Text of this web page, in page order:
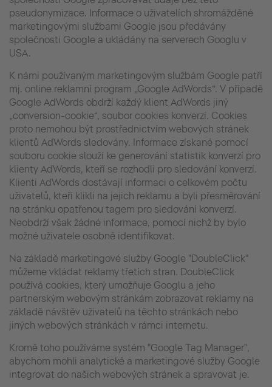
pseudonymizace. Informace o uživatelích shromážděné
marketingovými službami Google jsou předávány
společnosti Google a ukládány na serverech Googlu v
USA.
K námi používaným marketingovým službám Google patří
mj. online reklamní program „Google AdWords“. V případě
Google AdWords obdrží každý klient AdWords jiný
„conversion-cookie“, soubor cookies konverzí. Cookies
proto nemohou být prostřednictvím webových stránek
klientů AdWords sledovány. Informace získané pomocí
souboru cookie slouží ke generování statistik konverzí pro
klienty AdWords, kteří se rozhodli pro sledování konverzí.
Klienti AdWords dostávají informaci o celkovém počtu
uživatelů, kteří klikli na jejich reklamu a byli přesměrování
na stránku opatřenou tagem pro sledování konverzí.
Neobdrží však žádné informace, pomocí nichž by bylo
možné uživatele osobně identifikovat.
Na základě marketingové služby Google "DoubleClick"
můžeme vkládat reklamy třetích stran. DoubleClick
používá cookies, který umožňuje Googlu a jeho
partnerským webovým stránkám zobrazovat reklamy na
základě návštěv uživatelů na těchto stránkách nebo
jiných webových stránkách v rámci internetu.
Kromě toho používáme systém "Google Tag Manager",
abychom mohli analytické a marketingové služby Google
integrovat do našich webových stránek a spravovat je.